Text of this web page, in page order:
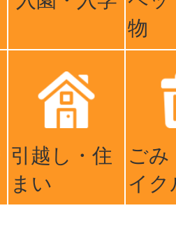
物
引越し・住
まい
ごみ
イク